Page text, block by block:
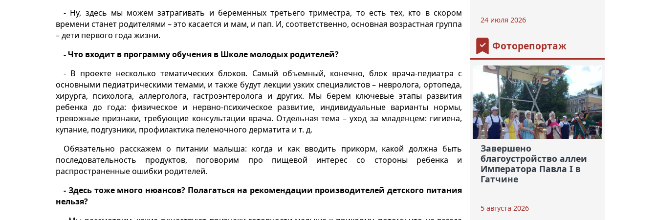
- Ну, здесь мы можем затрагивать и беременных третьего триместра, то есть тех, кто в скором
времени станет родителями – это касается и мам, и пап. И, соответственно, основная возрастная группа
– дети первого года жизни.
- Что входит в программу обучения в Школе молодых родителей?
- В проекте несколько тематических блоков. Самый объемный, конечно, блок врача-педиатра с
основными педиатрическими темами, и также будут лекции узких специалистов – невролога, ортопеда,
хирурга, психолога, аллерголога, гастроэнтеролога и других. Мы берем ключевые этапы развития
ребенка до года: физическое и нервно-психическое развитие, индивидуальные варианты нормы,
тревожные признаки, требующие консультации врача. Отдельная тема – уход за младенцем: гигиена,
купание, подгузники, профилактика пеленочного дерматита и т. д.
Обязательно расскажем о питании малыша: когда и как вводить прикорм, какой должна быть
последовательность продуктов, поговорим про пищевой интерес со стороны ребенка и
распространенные ошибки родителей.
- Здесь тоже много нюансов? Полагаться на рекомендации производителей детского питания
нельзя?
24 июля 2026
Фоторепортаж
Завершено
благоустройство аллеи
Императора Павла I в
Гатчине
5 августа 2026